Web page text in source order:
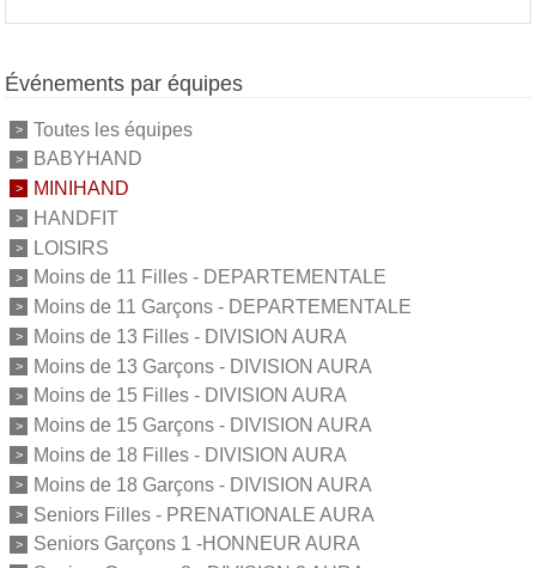
Événements par équipes
Toutes les équipes
BABYHAND
MINIHAND
HANDFIT
LOISIRS
Moins de 11 Filles - DEPARTEMENTALE
Moins de 11 Garçons - DEPARTEMENTALE
Moins de 13 Filles - DIVISION AURA
Moins de 13 Garçons - DIVISION AURA
Moins de 15 Filles - DIVISION AURA
Moins de 15 Garçons - DIVISION AURA
Moins de 18 Filles - DIVISION AURA
Moins de 18 Garçons - DIVISION AURA
Seniors Filles - PRENATIONALE AURA
Seniors Garçons 1 -HONNEUR AURA